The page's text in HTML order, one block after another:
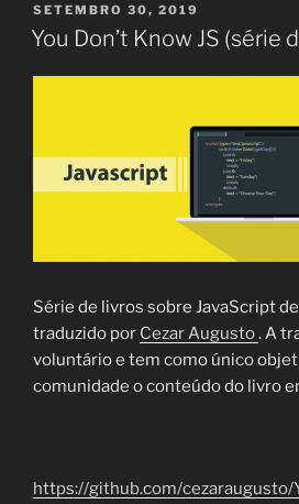
PUBLICADO
EM
SETEMBRO 30, 2019
You Don’t Know JS (série
Série de livros sobre JavaScript de
traduzido por Cezar Augusto. A
voluntário e tem como único
comunidade o conteúdo do livro
https://github.com/cezaraugusto/